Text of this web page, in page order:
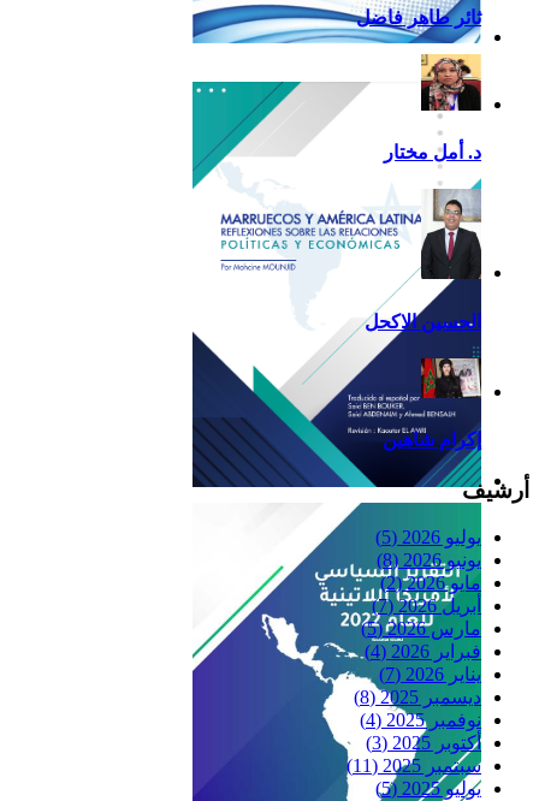
تقرير أمريكا اللاتينية لسنة
2013
Reflexiones
ثائر طاهر فاضل
د. أمل مختار
الحسين الاكحل
إكرام شاهين
أرشيف
يوليو 2026
(5)
يونيو 2026
(8)
مايو 2026
(2)
أبريل 2026
(7)
مارس 2026
(5)
فبراير 2026
(4)
يناير 2026
(7)
ديسمبر 2025
(8)
نوفمبر 2025
(4)
أكتوبر 2025
(3)
سبتمبر 2025
(11)
يوليو 2025
(5)